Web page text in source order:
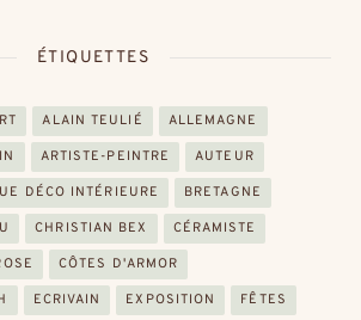
ÉTIQUETTES
ALAIN TEULIÉ ALLEMAGNE
ARTISTE-PEINTRE AUTEUR
DÉCO INTÉRIEURE BRETAGNE
CHRISTIAN BEX CÉRAMISTE
CÔTES D'ARMOR
ECRIVAIN EXPOSITION FÊTES